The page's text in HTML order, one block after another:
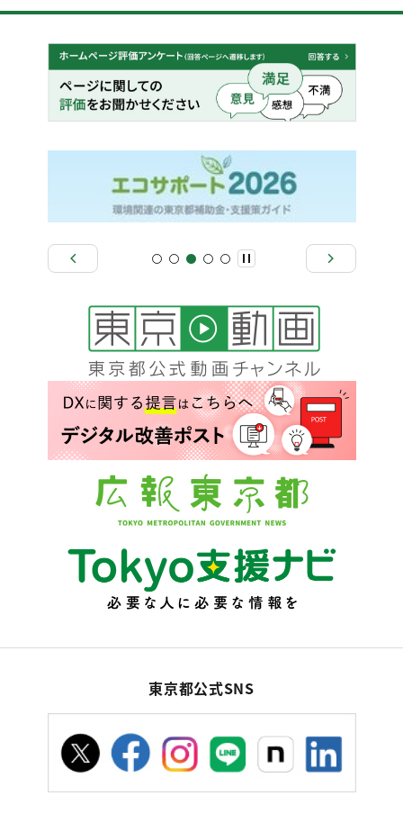
東京都公式SNS